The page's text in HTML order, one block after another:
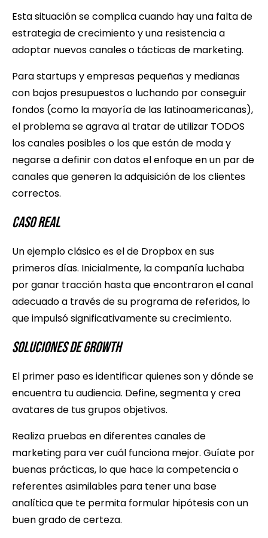
Esta situación se complica cuando hay una falta de
estrategia de crecimiento y una resistencia a
adoptar nuevos canales o tácticas de marketing.
Para startups y empresas pequeñas y medianas
con bajos presupuestos o luchando por conseguir
fondos (como la mayoría de las latinoamericanas),
el problema se agrava al tratar de utilizar TODOS
los canales posibles o los que están de moda y
negarse a definir con datos el enfoque en un par de
canales que generen la adquisición de los clientes
correctos.
Caso Real
Un ejemplo clásico es el de Dropbox en sus
primeros días. Inicialmente, la compañía luchaba
por ganar tracción hasta que encontraron el canal
adecuado a través de su programa de referidos, lo
que impulsó significativamente su crecimiento.
Soluciones de Growth
El primer paso es identificar quienes son y dónde se
encuentra tu audiencia. Define, segmenta y crea
avatares de tus grupos objetivos.
Realiza pruebas en diferentes canales de
marketing para ver cuál funciona mejor. Guíate por
buenas prácticas, lo que hace la competencia o
referentes asimilables para tener una base
analítica que te permita formular hipótesis con un
buen grado de certeza.